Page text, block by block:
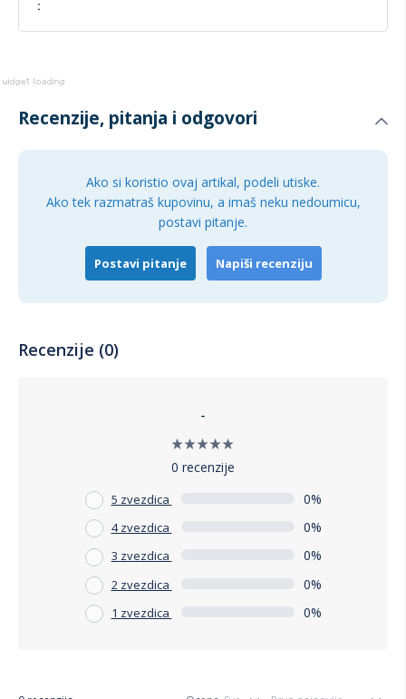
informacija
Recenzije, pitanja i odgovori
Ako si koristio ovaj artikal, podeli utiske.
Ako tek razmatraš kupovinu, a imaš neku nedoumicu,
postavi pitanje.
Postavi pitanje Napiši recenziju
Recenzije (0)
-
0 recenzije
5 zvezdica 0%
4 zvezdica 0%
3 zvezdica 0%
2 zvezdica 0%
1 zvezdica 0%